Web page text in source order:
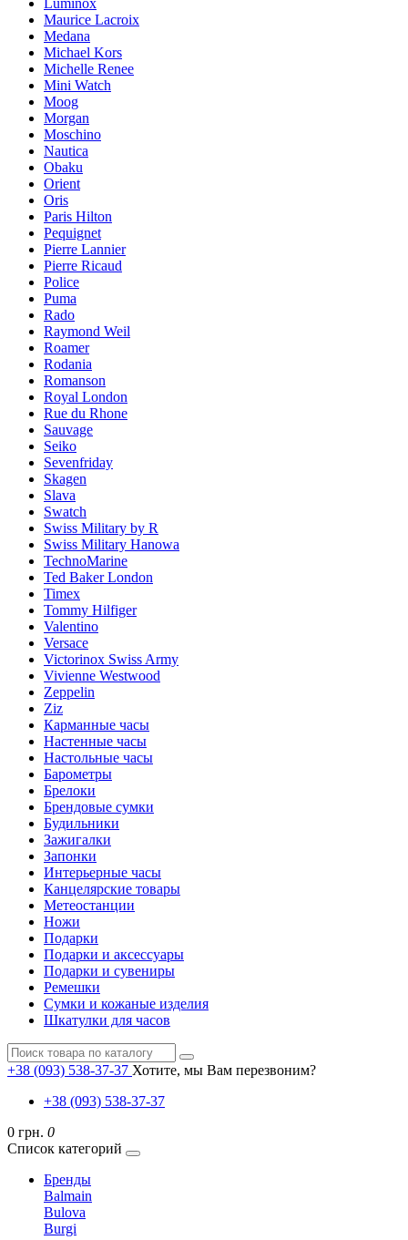
Luminox
Maurice Lacroix
Medana
Michael Kors
Michelle Renee
Mini Watch
Moog
Morgan
Moschino
Nautica
Obaku
Orient
Oris
Paris Hilton
Pequignet
Pierre Lannier
Pierre Ricaud
Police
Puma
Rado
Raymond Weil
Roamer
Rodania
Romanson
Royal London
Rue du Rhone
Sauvage
Seiko
Sevenfriday
Skagen
Slava
Swatch
Swiss Military by R
Swiss Military Hanowa
TechnoMarine
Ted Baker London
Timex
Tommy Hilfiger
Valentino
Versace
Victorinox Swiss Army
Vivienne Westwood
Zeppelin
Ziz
Карманные часы
Настенные часы
Настольные часы
Барометры
Брелоки
Брендовые сумки
Будильники
Зажигалки
Запонки
Интерьерные часы
Канцелярские товары
Метеостанции
Ножи
Подарки
Подарки и аксессуары
Подарки и сувениры
Ремешки
Сумки и кожаные изделия
Шкатулки для часов
+38 (093) 538-37-37 Хотите, мы Вам перезвоним?
+38 (093) 538-37-37
0 грн. 0
Список категорий
Бренды
Balmain
Bulova
Burgi